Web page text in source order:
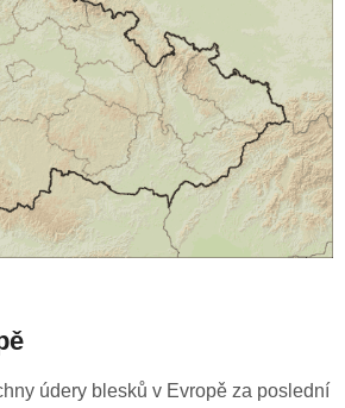
údery blesků v Evropě za poslední